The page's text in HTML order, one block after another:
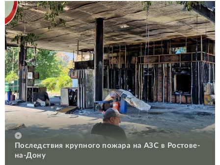
Последствия крупного пожара на АЗС в Ростове-
на-Дону